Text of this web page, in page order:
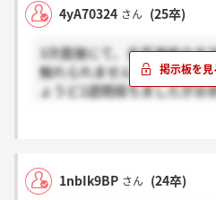
4yA70324 さん (25卒)
3次面接にて、合否連絡の方
触れられませんでした。今
ょうど2週間経ちましたがお
1nbIk9BP さん (24卒)